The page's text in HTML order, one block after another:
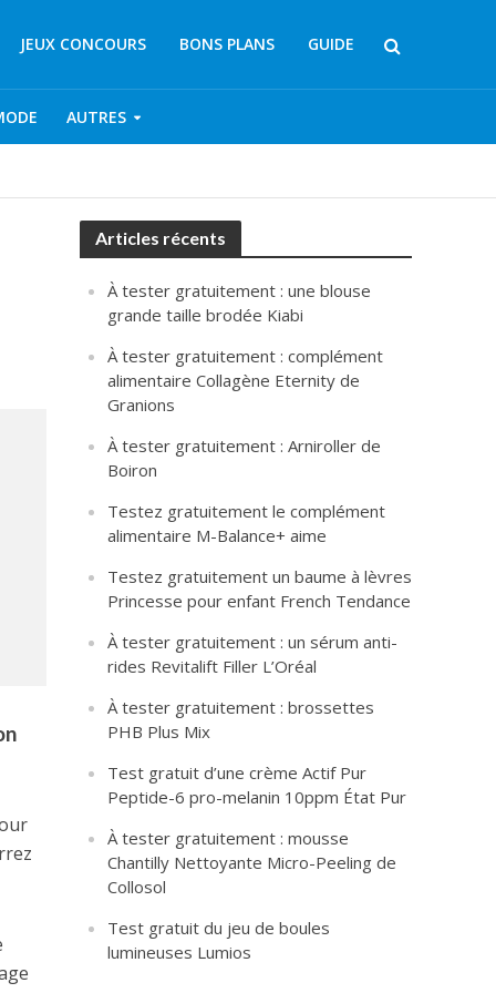
JEUX CONCOURS BONS PLANS GUIDE
AUTRES
Articles récents
À tester gratuitement : une blouse
grande taille brodée Kiabi
À tester gratuitement : complément
alimentaire Collagène Eternity de
Granions
À tester gratuitement : Arniroller de
Boiron
Testez gratuitement le complément
alimentaire M-Balance+ aime
Testez gratuitement un baume à lèvres
Princesse pour enfant French Tendance
À tester gratuitement : un sérum anti-
rides Revitalift Filler L’Oréal
À tester gratuitement : brossettes
PHB Plus Mix
Test gratuit d’une crème Actif Pur
Peptide-6 pro-melanin 10ppm État Pur
À tester gratuitement : mousse
Chantilly Nettoyante Micro-Peeling de
Collosol
Test gratuit du jeu de boules
lumineuses Lumios